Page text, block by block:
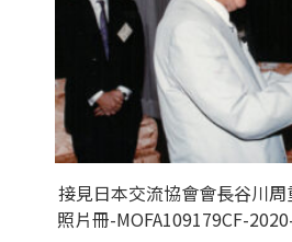
接見日本交流協會會長谷川
照片冊-MOFA109179CF-